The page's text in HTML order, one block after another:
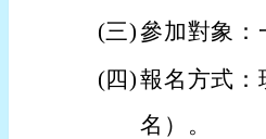
(三)參加對象：
(四)報名方式：
名）。